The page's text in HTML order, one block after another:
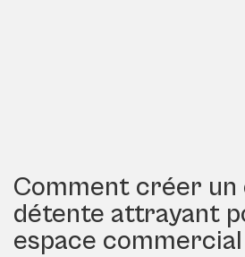
Comment créer un
détente attrayant
espace commercial